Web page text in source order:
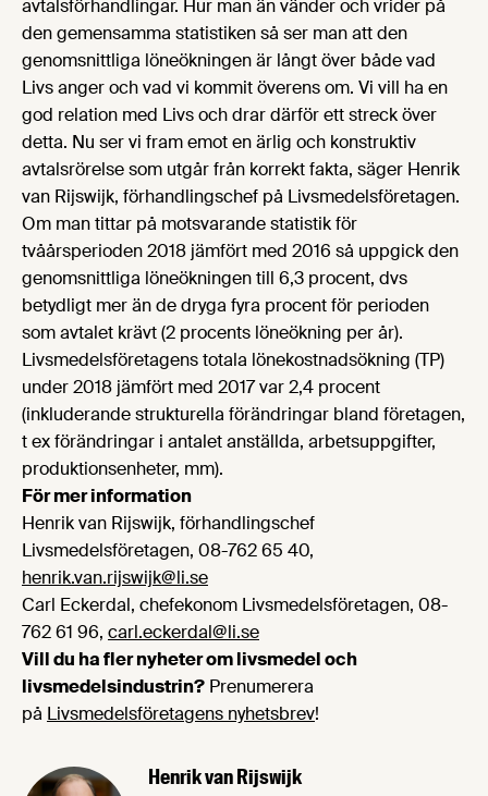
avtalsförhandlingar. Hur man än vänder och vrider på
den gemensamma statistiken så ser man att den
genomsnittliga löneökningen är långt över både vad
Livs anger och vad vi kommit överens om. Vi vill ha en
god relation med Livs och drar därför ett streck över
detta. Nu ser vi fram emot en ärlig och konstruktiv
avtalsrörelse som utgår från korrekt fakta, säger Henrik
van Rijswijk, förhandlingschef på Livsmedelsföretagen.
Om man tittar på motsvarande statistik för
tvåårsperioden 2018 jämfört med 2016 så uppgick den
genomsnittliga löneökningen till 6,3 procent, dvs
betydligt mer än de dryga fyra procent för perioden
som avtalet krävt (2 procents löneökning per år).
Livsmedelsföretagens totala lönekostnadsökning (TP)
under 2018 jämfört med 2017 var 2,4 procent
(inkluderande strukturella förändringar bland företagen,
t ex förändringar i antalet anställda, arbetsuppgifter,
produktionsenheter, mm).
För mer information
Henrik van Rijswijk, förhandlingschef
Livsmedelsföretagen, 08-762 65 40,
henrik.van.rijswijk@li.se
Carl Eckerdal, chefekonom Livsmedelsföretagen, 08-
762 61 96, carl.eckerdal@li.se
Vill du ha fler nyheter om livsmedel och
livsmedelsindustrin? Prenumerera
på Livsmedelsföretagens nyhetsbrev!
Henrik van Rijswijk